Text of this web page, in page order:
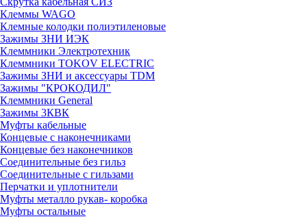
Клеммы WAGO
Клемные колодки полиэтиленовые
Зажимы ЗНИ ИЭК
Клеммники Электротехник
Клеммники TOKOV ELECTRIC
Зажимы ЗНИ и аксессуары TDM
Зажимы "КРОКОДИЛ"
Клеммники General
Зажимы 3КВК
Муфты кабельные
Концевые с наконечниками
Концевые без наконечников
Соединительные без гильз
Соединительные с гильзами
Перчатки и уплотнители
Муфты металло рукав- коробка
Муфты остальные